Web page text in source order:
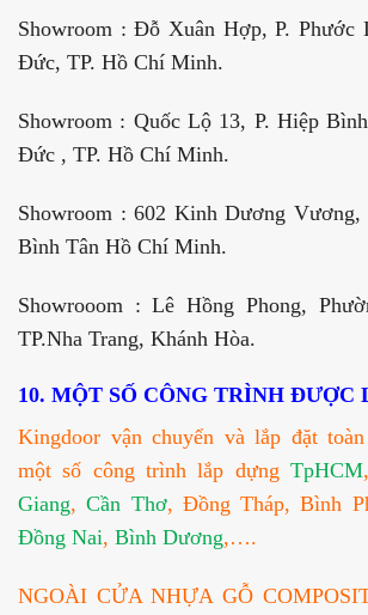
Showroom : Đỗ Xuân Hợp, P. Phước
Đức, TP. Hồ Chí Minh.
Showroom : Quốc Lộ 13, P. Hiệp
Đức , TP. Hồ Chí Minh.
Showroom : 602 Kinh Dương Vương,
Bình Tân Hồ Chí Minh.
Showrooom : Lê Hồng Phong,
TP.Nha Trang, Khánh Hòa.
10. MỘT SỐ CÔNG TRÌNH ĐƯỢC
Kingdoor vận chuyển và lắp đặt
một số công trình lắp dựng TpHCM
Giang,Cần Thơ, Đồng Tháp, Bình
Đồng Nai, Bình Dương,….
NGOÀI CỬA NHỰA GỖ